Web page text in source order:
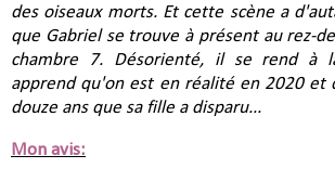
des oiseaux morts. Et cette scène a
que Gabriel se trouve à présent au rez-
chambre 7. Désorienté, il se rend à
apprend qu'on est en réalité en 2020 et
douze ans que sa fille a disparu...
Mon avis: